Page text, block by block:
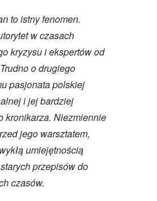
to istny fenomen.
w czasach
kryzysu i ekspertów od
o drugiego
pasjonata polskiej
i jej bardziej
kronikarza. Niezmiennie
jego warsztatem,
umiejętnością
przepisów do
czasów.